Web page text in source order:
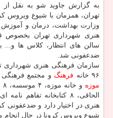
به گزارش جاوید شو به نقل
تهران، همزمان با شیوع ویروس
وزارت بهداشت، درمان و
هنری شهرداری تهران بخصوص
سالن های انتظار، كلاس ها و...
ضدعفونی شد.
۹۶ خانه
فرهنگ و مجتمع فرهنگی
موزه
هنری در اختیار دارد و ضدعفونی
شیوع ویروس كرونا در حال انجام